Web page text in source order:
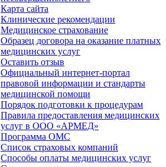
Карта сайта
Клинические рекомендации
Медицинское страхование
Образец договора на оказание платных
медицинских услуг
Оставить отзыв
Официальный интернет-портал
правовой информации и стандарты
медицинской помощи
Порядок подготовки к процедурам
Правила предоставления медицинских
услуг в ООО «АРМЕД»
Программа ОМС
Список страховых компаний
Способы оплаты медицинских услуг